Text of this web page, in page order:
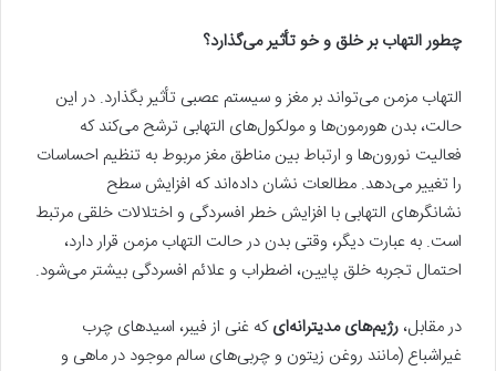
چطور التهاب بر خلق و خو تأثیر می‌گذارد؟
التهاب مزمن می‌تواند بر مغز و سیستم عصبی تأثیر بگذارد. در این
حالت، بدن هورمون‌ها و مولکول‌های التهابی ترشح می‌کند که
فعالیت نورون‌ها و ارتباط بین مناطق مغز مربوط به تنظیم احساسات
را تغییر می‌دهد. مطالعات نشان داده‌اند که افزایش سطح
نشانگرهای التهابی با افزایش خطر افسردگی و اختلالات خلقی مرتبط
است. به عبارت دیگر، وقتی بدن در حالت التهاب مزمن قرار دارد،
احتمال تجربه خلق پایین، اضطراب و علائم افسردگی بیشتر می‌شود.
در مقابل، رژیم‌های مدیترانه‌ایکه غنی از فیبر، اسیدهای چرب
غیراشباع (مانند روغن زیتون و چربی‌های سالم موجود در ماهی و